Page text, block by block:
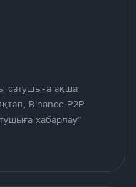
сатушыға ақша
Binance P2P
хабарлау”